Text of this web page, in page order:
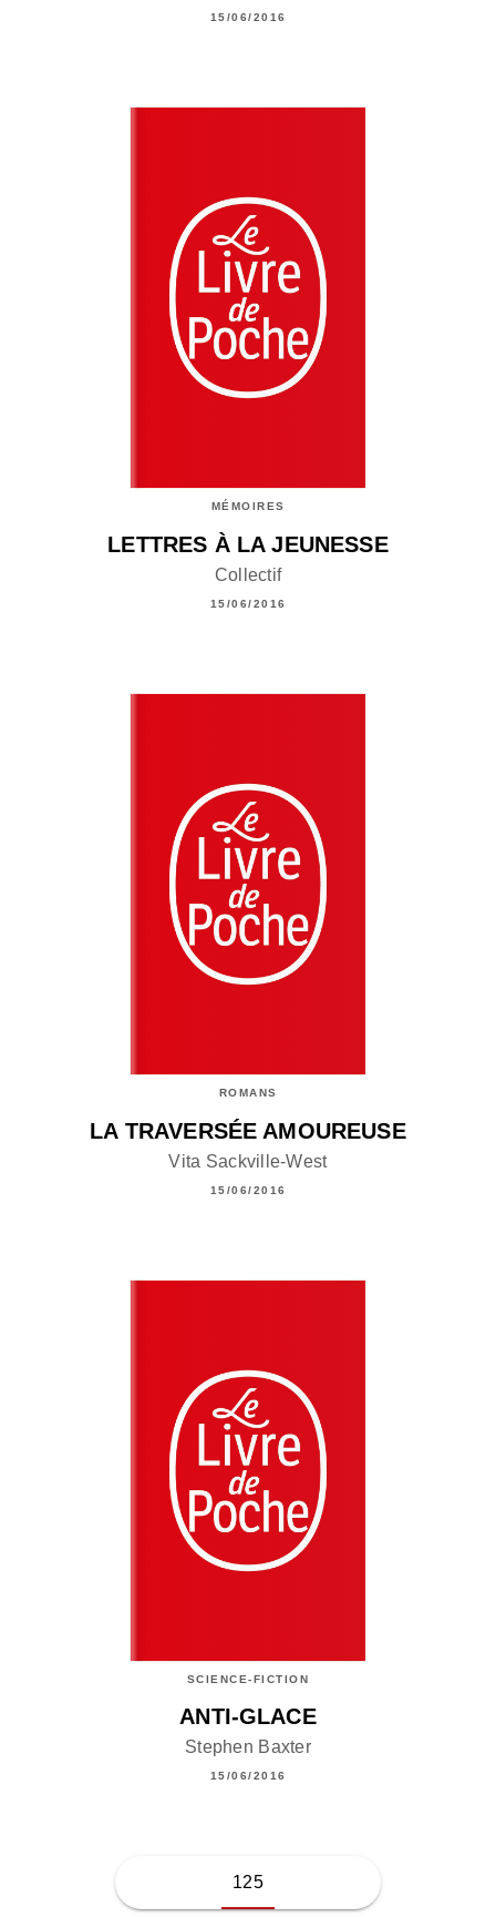
15/06/2016
MÉMOIRES
LETTRES À LA JEUNESSE
Collectif
15/06/2016
ROMANS
LA TRAVERSÉE AMOUREUSE
Vita Sackville-West
15/06/2016
SCIENCE-FICTION
ANTI-GLACE
Stephen Baxter
15/06/2016
125